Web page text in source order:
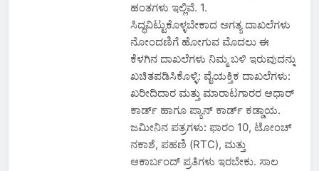
ಹಂತಗಳು ಇಲ್ಲಿವೆ. 1.
ಸಿದ್ಧವಿಟ್ಟುಕೊಳ್ಳಬೇಕಾದ ಅಗತ್ಯ ದಾಖಲೆಗಳು
ನೋಂದಣಿಗೆ ಹೋಗುವ ಮೊದಲು ಈ
ಕೆಳಗಿನ ದಾಖಲೆಗಳು ನಿಮ್ಮ ಬಳಿ ಇರುವುದನ್ನು
ಖಚಿತಪಡಿಸಿಕೊಳ್ಳಿ: ವೈಯಕ್ತಿಕ ದಾಖಲೆಗಳು:
ಖರೀದಿದಾರ ಮತ್ತು ಮಾರಾಟಗಾರರ ಆಧಾರ್
ಕಾರ್ಡ್ ಹಾಗೂ ಪ್ಯಾನ್ ಕಾರ್ಡ್ ಕಡ್ಡಾಯ.
ಜಮೀನಿನ ಪತ್ರಗಳು: ಫಾರಂ 10, ಟೋಂಚ್
ನಕಾಶೆ, ಪಹಣಿ (RTC), ಮತ್ತು
ಆಕಾರ್ಬಂದ್ ಪ್ರತಿಗಳು ಇರಬೇಕು. ಸಾಲ